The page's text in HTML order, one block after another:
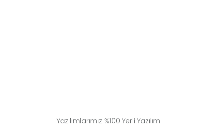
Yazılımlarımız %100 Yerli Yazılım